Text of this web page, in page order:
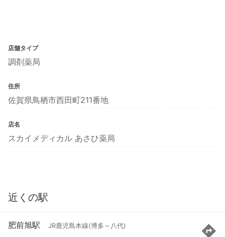
店舗タイプ
調剤薬局
住所
佐賀県鳥栖市西田町211番地
店名
スカイメディカル あさひ薬局
近くの駅
肥前旭駅 JR鹿児島本線(博多～八代)